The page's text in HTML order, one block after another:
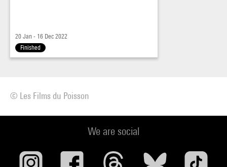
20 Jan - 16 Dec 2022
Finished
© Les Films du Poisson
We are social